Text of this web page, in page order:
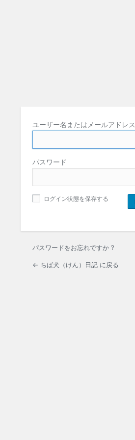
ユーザー名またはメールアドレス
パスワード
ログイン状態を保存する
パスワードをお忘れですか ?
← ちば犬（けん）日記 に戻る